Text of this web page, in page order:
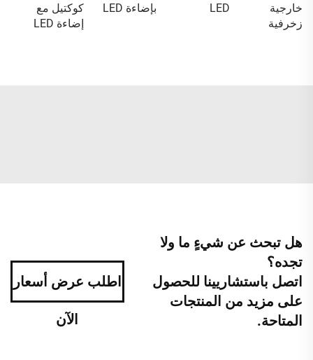
خارجية
زخرفية
LED
بإضاءة LED
كوكتيل مع
إضاءة LED
هل تبحث عن شيءٍ ما ولا
تجده؟
اتصل باستشاريينا للحصول
على مزيد من المنتجات
المتاحة.
اطلب عرض أسعار
الآن